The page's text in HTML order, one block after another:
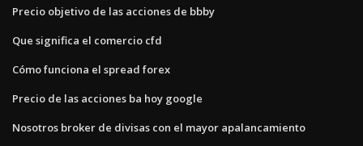
Precio objetivo de las acciones de bbby
Que significa el comercio cfd
Cómo funciona el spread forex
Precio de las acciones ba hoy google
Nosotros broker de divisas con el mayor apalancamiento